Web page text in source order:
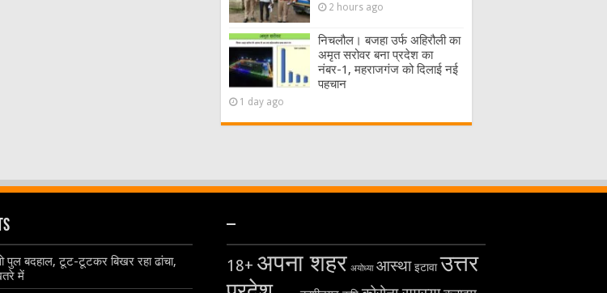
2 hours ago
निचलौल। बजहा उर्फ अहिरौली का
अमृत सरोवर बना प्रदेश का
नंबर-1, महराजगंज को दिलाई नई
पहचान
1 day ago
पुल बदहाल, टूट-टूटकर बिखर रहा ढांचा,
में
–
18+ अपना शहर अयोध्या आस्था इटावा उत्तर